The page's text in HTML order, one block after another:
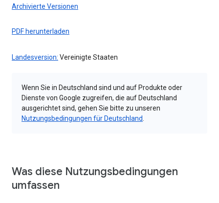
Archivierte Versionen
PDF herunterladen
Landesversion: Vereinigte Staaten
Wenn Sie in Deutschland sind und auf Produkte oder
Dienste von Google zugreifen, die auf Deutschland
ausgerichtet sind, gehen Sie bitte zu unseren
Nutzungsbedingungen für Deutschland
Was diese Nutzungsbedingungen
umfassen